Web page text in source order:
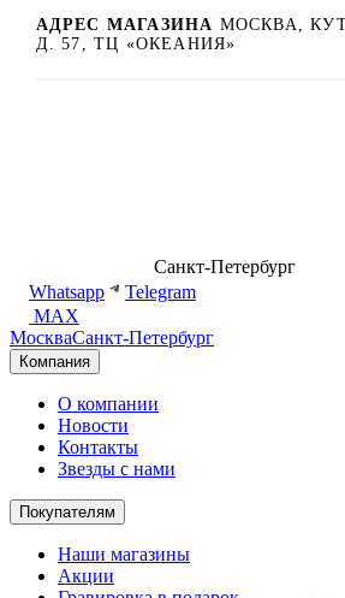
АДРЕС МАГАЗИНА МОСКВА,
Д. 57, ТЦ «ОКЕАНИЯ»
Санкт-Петербург
Whatsapp
Telegram
MAX
МоскваСанкт-Петербург
Компания
О компании
Новости
Контакты
Звезды с нами
Покупателям
Наши магазины
Акции